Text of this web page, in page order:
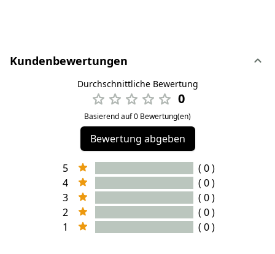
Kundenbewertungen
Durchschnittliche Bewertung
0
Basierend auf 0 Bewertung(en)
Bewertung abgeben
5
( 0 )
4
( 0 )
3
( 0 )
2
( 0 )
1
( 0 )